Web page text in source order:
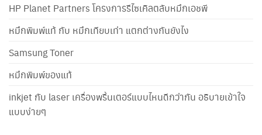
HP Planet Partners โครงการรีไซเคิลตลับหมึกเอชพี
หมึกพิมพ์แท้ กับ หมึกเทียบเท่า แตกต่างกันยังไง
Samsung Toner
หมึกพิมพ์ของแท้
inkjet กับ laser เครื่องพริ้นเตอร์แบบไหนดีกว่ากัน อธิบายเข้าใจ
แบบง่ายๆ